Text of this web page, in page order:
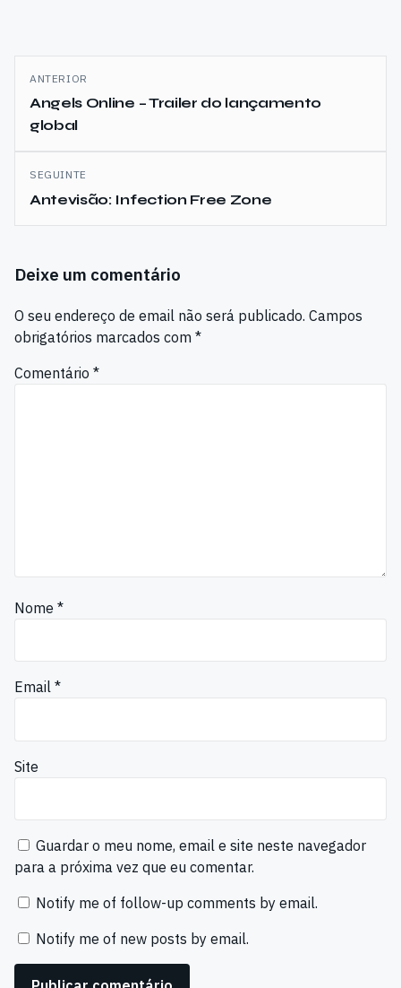
Navegação
de
artigos
ANTERIOR
Angels Online – Trailer do lançamento
global
SEGUINTE
Antevisão: Infection Free Zone
Deixe um comentário
O seu endereço de email não será publicado. Campos
obrigatórios marcados com *
Comentário *
Nome *
Email *
Site
Guardar o meu nome, email e site neste navegador
para a próxima vez que eu comentar.
Notify me of follow-up comments by email.
Notify me of new posts by email.